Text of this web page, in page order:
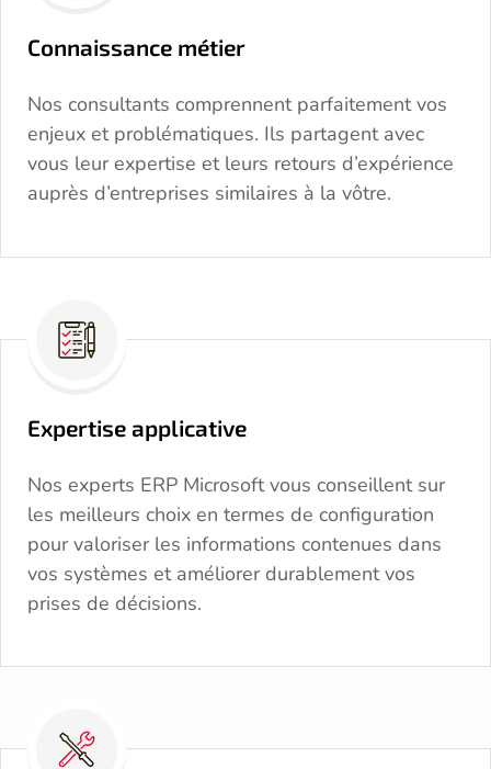
Connaissance métier
Nos consultants comprennent parfaitement vos
enjeux et problématiques. Ils partagent avec
vous leur expertise et leurs retours d’expérience
auprès d’entreprises similaires à la vôtre.
Expertise applicative
Nos experts ERP Microsoft vous conseillent sur
les meilleurs choix en termes de configuration
pour valoriser les informations contenues dans
vos systèmes et améliorer durablement vos
prises de décisions.